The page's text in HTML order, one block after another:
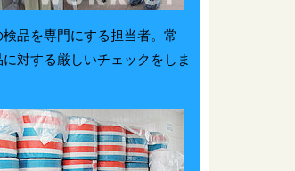
検品を専門にする担当者。常
対する厳しいチェックをしま